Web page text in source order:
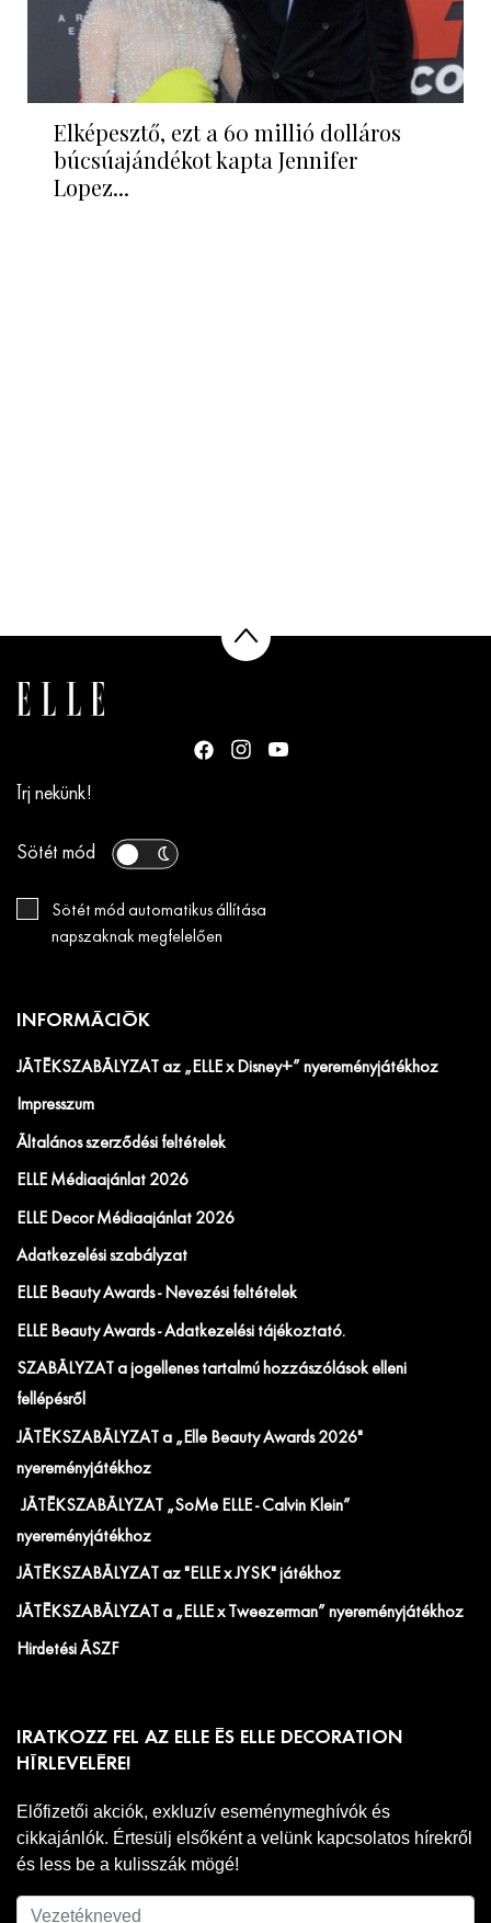
Elképesztő, ezt a 60 millió dolláros
búcsúajándékot kapta Jennifer
Lopez...
Írj nekünk!
Sötét mód
Sötét mód automatikus állítása
napszaknak megfelelően
INFORMÁCIÓK
JÁTÉKSZABÁLYZAT az „ELLE x Disney+” nyereményjátékhoz
Impresszum
Általános szerződési feltételek
ELLE Médiaajánlat 2026
ELLE Decor Médiaajánlat 2026
Adatkezelési szabályzat
ELLE Beauty Awards - Nevezési feltételek
ELLE Beauty Awards - Adatkezelési tájékoztató.
SZABÁLYZAT a jogellenes tartalmú hozzászólások elleni
fellépésről
JÁTÉKSZABÁLYZAT a „Elle Beauty Awards 2026"
nyereményjátékhoz
JÁTÉKSZABÁLYZAT „SoMe ELLE - Calvin Klein”
nyereményjátékhoz
JÁTÉKSZABÁLYZAT az "ELLE x JYSK" játékhoz
JÁTÉKSZABÁLYZAT a „ELLE x Tweezerman” nyereményjátékhoz
Hirdetési ÁSZF
IRATKOZZ FEL AZ ELLE ÉS ELLE DECORATION
HÍRLEVELÉRE!
Előfizetői akciók, exkluzív eseménymeghívók és
cikkajánlók. Értesülj elsőként a velünk kapcsolatos hírekről
és less be a kulisszák mögé!